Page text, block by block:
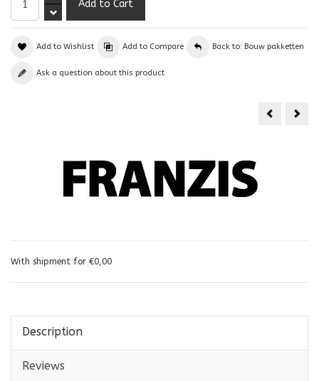
Add to Wishlist Add to Compare Back to: Bouw pakketten
Ask a question about this product
With shipment for €0,00
Description
Reviews